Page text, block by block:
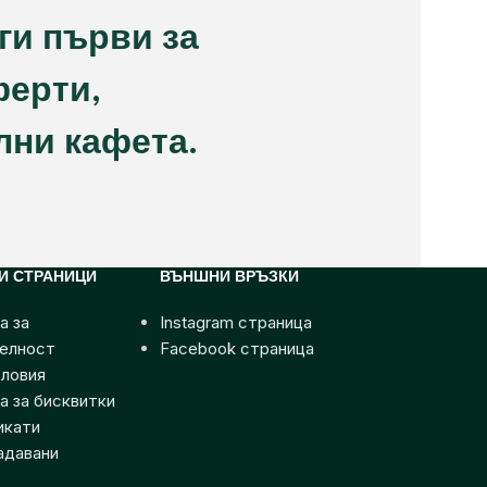
първи за
кафета.
СТРАНИЦИ
за
за бисквитки
ВЪНШНИ ВРЪЗКИ
Instagram страница
Facebook страница